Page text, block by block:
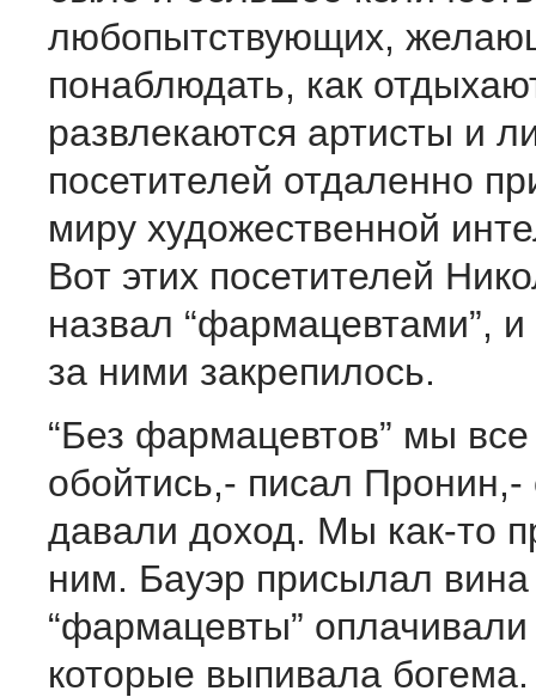
любопытствующих,
понаблюдать, как
развлекаются артисты и
посетителей отдаленно
миру художественной
Вот этих посетителей
назвал “фармацевтами”, и
за ними закрепилось.
“Без фармацевтов” мы
обойтись,- писал
давали доход. Мы как-то
ним. Бауэр присылал вина
“фармацевты”
которые выпивала богема.